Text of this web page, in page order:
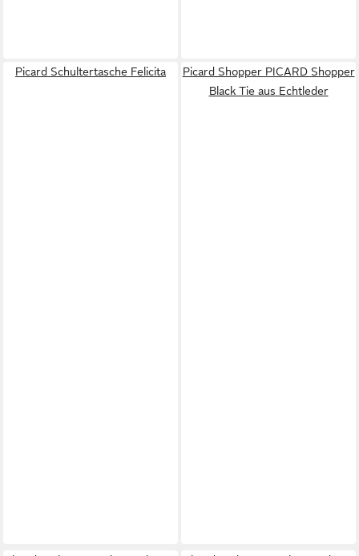
Picard Schultertasche Felicita
Picard Shopper PICARD Shopper
Black Tie aus Echtleder